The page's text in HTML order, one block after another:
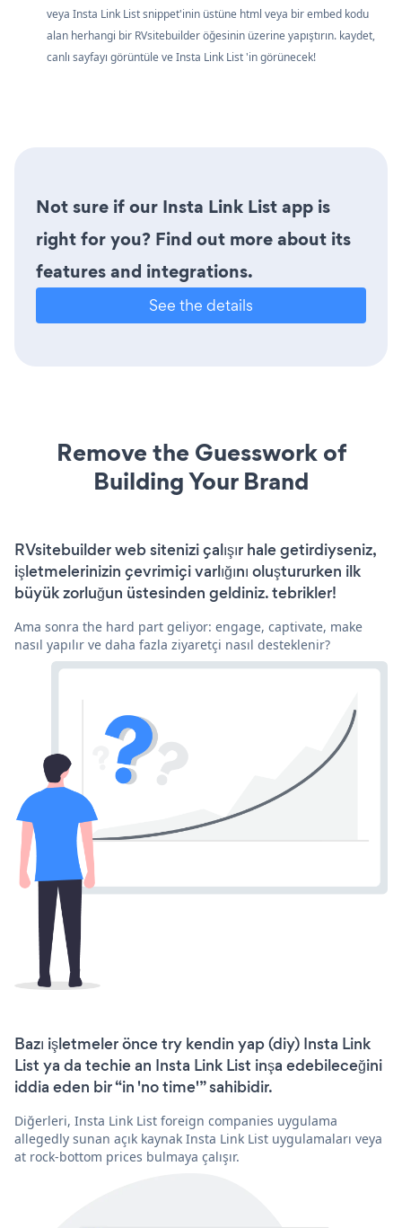
veya Insta Link List snippet'inin üstüne html veya bir embed kodu
alan herhangi bir RVsitebuilder öğesinin üzerine yapıştırın. kaydet,
canlı sayfayı görüntüle ve Insta Link List 'in görünecek!
Not sure if our Insta Link List app is
right for you? Find out more about its
features and integrations.
See the details
Remove the Guesswork of
Building Your Brand
RVsitebuilder web sitenizi çalışır hale getirdiyseniz,
işletmelerinizin çevrimiçi varlığını oluştururken ilk
büyük zorluğun üstesinden geldiniz. tebrikler!
Ama sonra the hard part geliyor: engage, captivate, make
nasıl yapılır ve daha fazla ziyaretçi nasıl desteklenir?
Bazı işletmeler önce try kendin yap (diy) Insta Link
List ya da techie an Insta Link List inşa edebileceğini
iddia eden bir “in 'no time'” sahibidir.
Diğerleri, Insta Link List foreign companies uygulama
allegedly sunan açık kaynak Insta Link List uygulamaları veya
at rock-bottom prices bulmaya çalışır.